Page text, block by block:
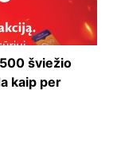
šviežio
kaip per